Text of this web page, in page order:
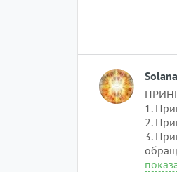
Solana
1.
2.
3.